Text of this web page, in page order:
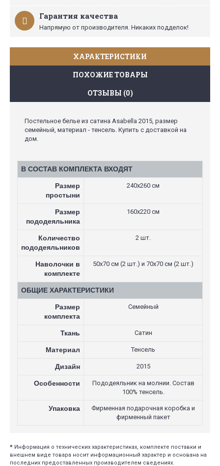
Гарантия качества
Напрямую от производителя. Никаких подделок!
ХАРАКТЕРИСТИКИ
ПОХОЖИЕ ТОВАРЫ
ОТЗЫВЫ (0)
Постельное белье из сатина Asabella 2015, размер
семейный, материал - тенсель. Купить с доставкой на
дом.
В СОСТАВ КОМПЛЕКТА ВХОДЯТ
Размер
простыни
240х260 см
Размер
пододеяльника
160х220 см
Количество
пододеяльников
2 шт.
Наволочки в
комплекте
50х70 см (2 шт.) и 70х70 см (2 шт.)
ОБЩИЕ ХАРАКТЕРИСТИКИ
Размер
комплекта
Семейный
Ткань Сатин
Материал Тенсель
Дизайн 2015
Особенности
Пододеяльник на молнии. Состав
100% тенсель.
Упаковка
Фирменная подарочная коробка и
фирменный пакет
* Информация о технических характеристиках, комплекте поставки и
внешнем виде товара носит информационный характер и основана на
последних предоставленных производителем сведениях.